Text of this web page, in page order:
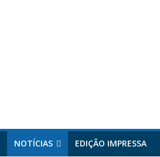
NOTÍCIAS EDIÇÃO IMPRESSA